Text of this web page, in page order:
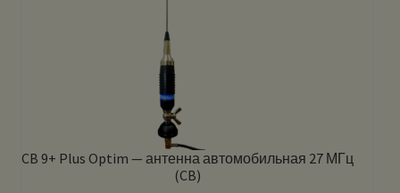
CB 9+ Plus Optim — антенна автомобильная 27 МГц
(CB)